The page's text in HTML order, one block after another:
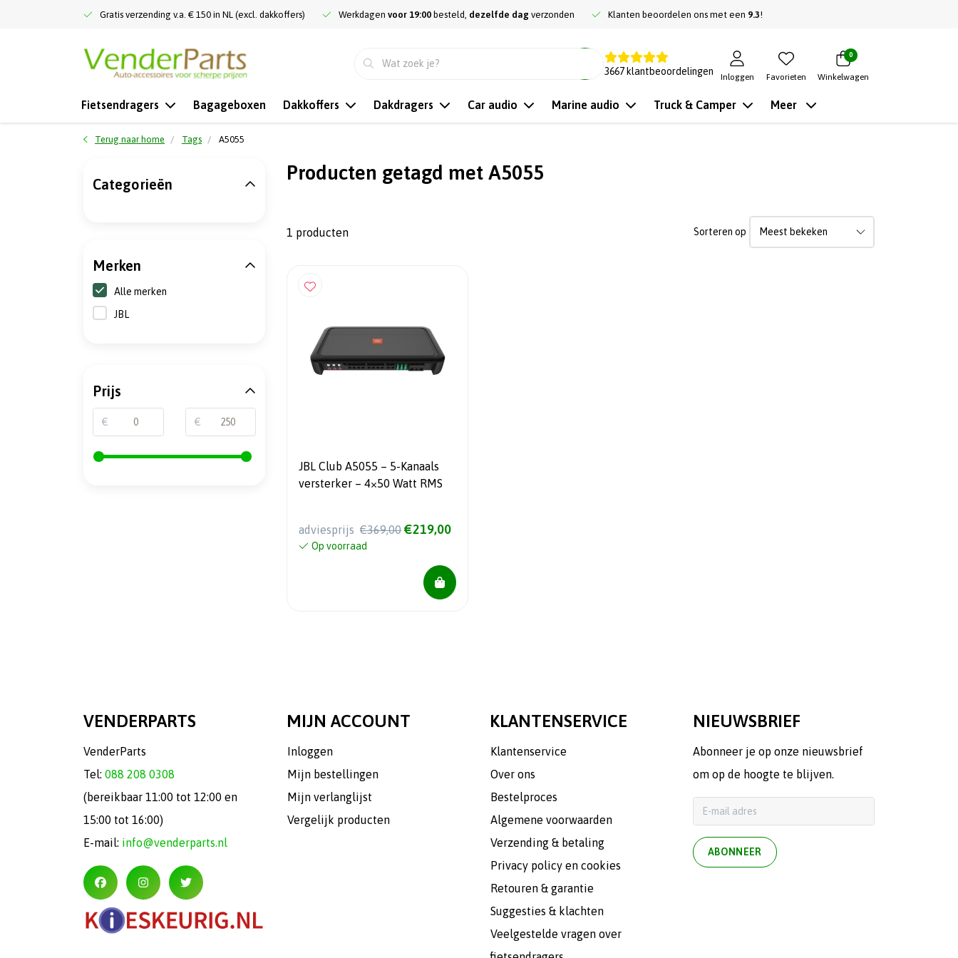
Gratis verzending v.a. € 150 in NL (excl. dakkoffers) Werkdagen voor 19:00 besteld, dezelfde dag verzonden Klanten beoordelen ons met een 9.3!
3667 klantbeoordelingen
Inloggen Favorieten
0
Winkelwagen
Fietsendragers Bagageboxen Dakkoffers Dakdragers Car audio Marine audio Truck & Camper Meer
Terug naar home Tags A5055
Producten getagd met A5055
1 producten Sorteren op
JBL Club A5055 – 5-Kanaals
versterker – 4×50 Watt RMS
adviesprijs €369,00 €219,00
Op voorraad
Categorieën
Merken
Alle merken
JBL
Prijs
€ €
VENDERPARTS
VenderParts
Tel: 088 208 0308
(bereikbaar 11:00 tot 12:00 en
15:00 tot 16:00)
E-mail: info@venderparts.nl
MIJN ACCOUNT
Inloggen
Mijn bestellingen
Mijn verlanglijst
Vergelijk producten
KLANTENSERVICE
Klantenservice
Over ons
Bestelproces
Algemene voorwaarden
Verzending & betaling
Privacy policy en cookies
Retouren & garantie
Suggesties & klachten
Veelgestelde vragen over
NIEUWSBRIEF
Abonneer je op onze nieuwsbrief
om op de hoogte te blijven.
ABONNEER